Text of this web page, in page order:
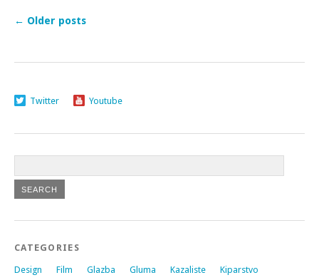
← Older posts
Twitter Youtube
CATEGORIES
Design Film Glazba Gluma Kazaliste
Kiparstvo